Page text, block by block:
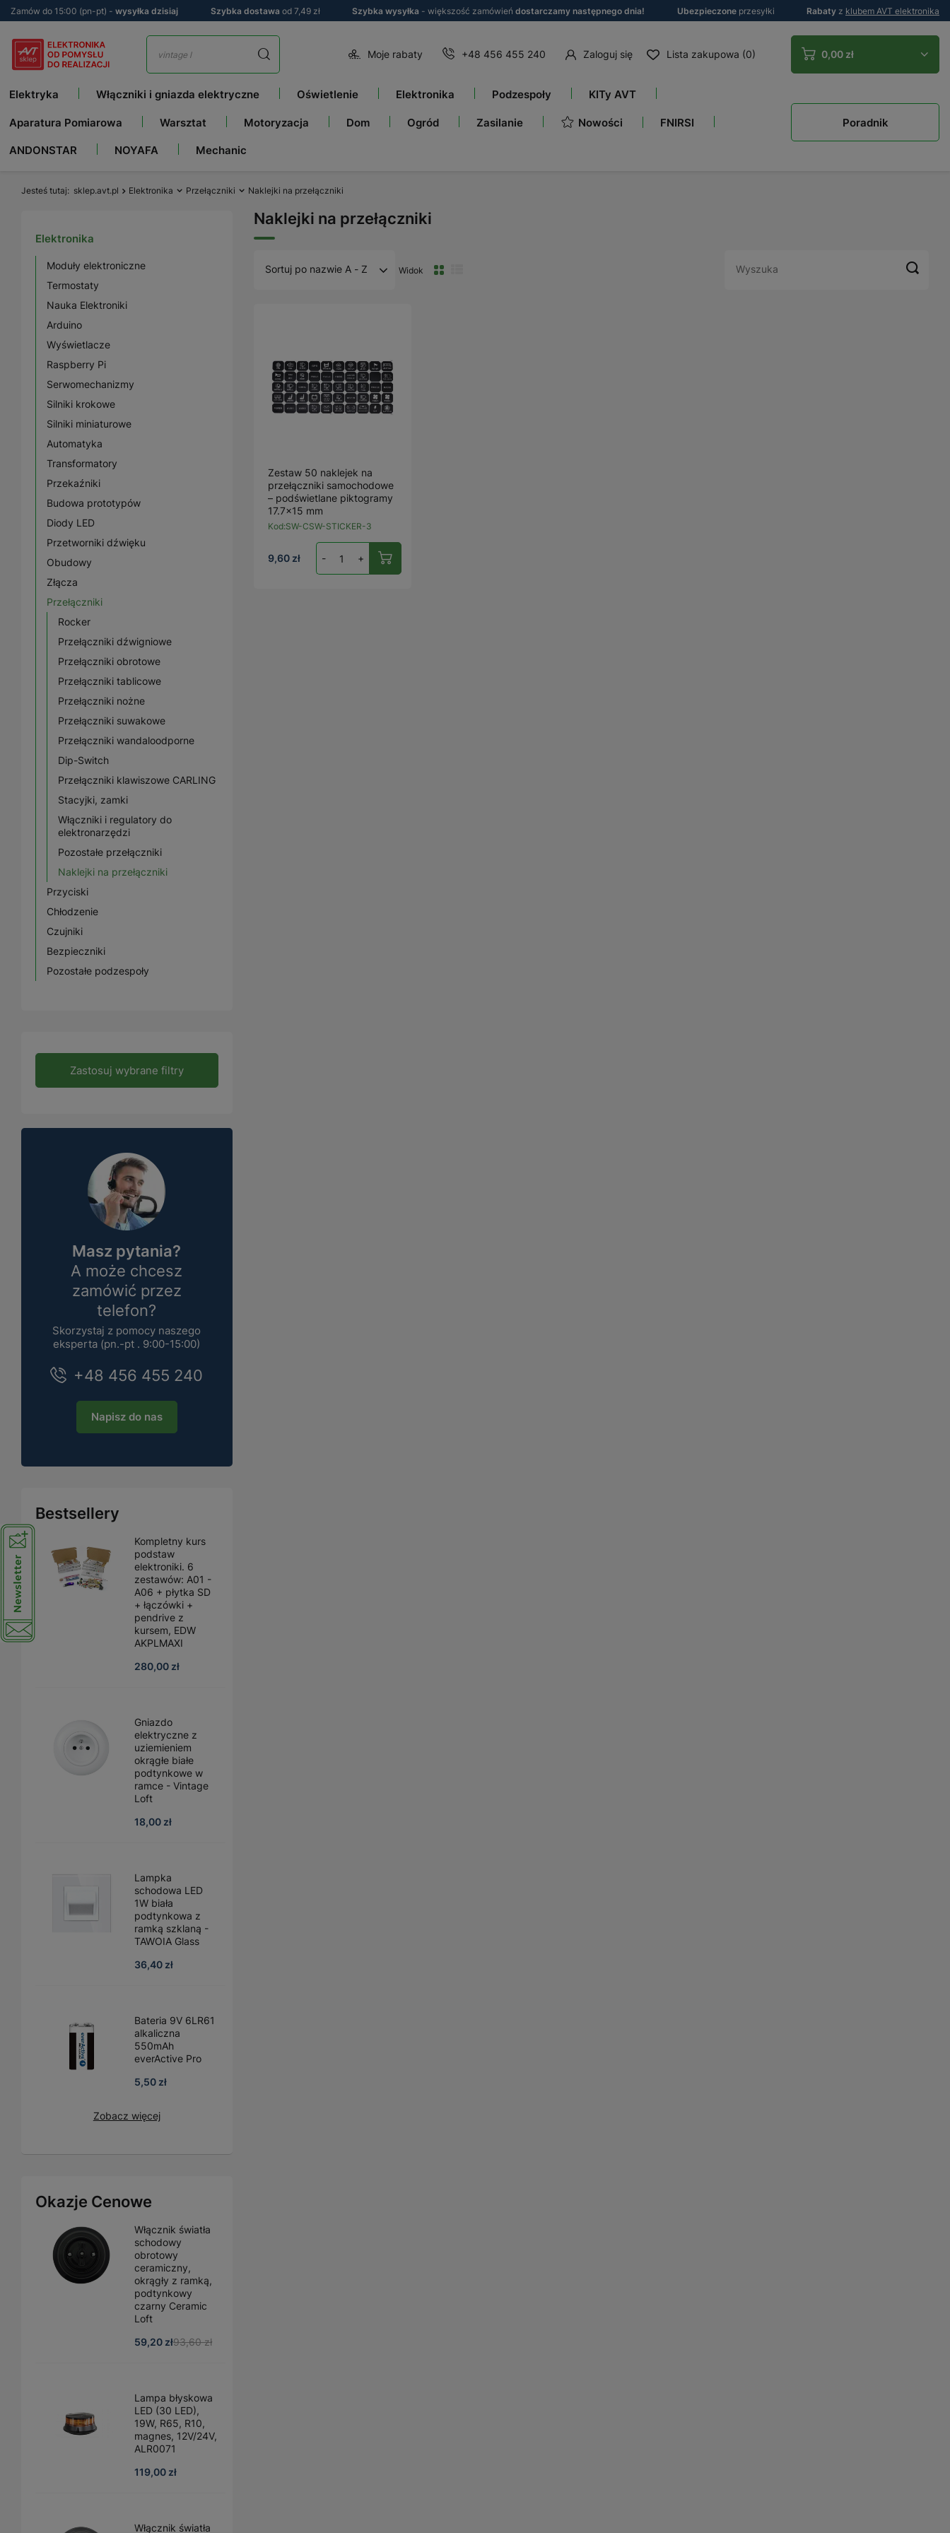
Zamów do 15:00 (pn-pt) - wysyłka dzisiaj Szybka dostawa od 7,49 zł Szybka wysyłka - większość zamówień dostarczamy następnego dnia! Ubezpieczone przesyłki Rabaty z klubem AVT elektronika
Moje rabaty +48 456 455 240 Zaloguj się Lista zakupowa (0) 0,00 zł
Elektryka Włączniki i gniazda elektryczne Oświetlenie Elektronika Podzespoły KITy AVT
Aparatura Pomiarowa Warsztat Motoryzacja Dom Ogród Zasilanie Nowości FNIRSI
ANDONSTAR NOYAFA Mechanic
Poradnik
Jesteś tutaj sklep.avt.pl Elektronika Przełączniki Naklejki na przełączniki
Elektronika
Moduły elektroniczne
Termostaty
Nauka Elektroniki
Arduino
Wyświetlacze
Raspberry Pi
Serwomechanizmy
Silniki krokowe
Silniki miniaturowe
Automatyka
Transformatory
Przekaźniki
Budowa prototypów
Diody LED
Przetworniki dźwięku
Obudowy
Złącza
Przełączniki
Rocker
Przełączniki dźwigniowe
Przełączniki obrotowe
Przełączniki tablicowe
Przełączniki nożne
Przełączniki suwakowe
Przełączniki wandaloodporne
Dip-Switch
Przełączniki klawiszowe CARLING
Stacyjki, zamki
Włączniki i regulatory do
elektronarzędzi
Pozostałe przełączniki
Naklejki na przełączniki
Przyciski
Chłodzenie
Czujniki
Bezpieczniki
Pozostałe podzespoły
Zastosuj wybrane filtry
Masz pytania?
A może chcesz
zamówić przez
telefon?
Skorzystaj z pomocy naszego
eksperta (pn.-pt . 9:00-15:00)
+48 456 455 240
Napisz do nas
Bestsellery
Kompletny kurs
podstaw
elektroniki. 6
zestawów: A01 -
A06 + płytka SD
+ łączówki +
pendrive z
kursem, EDW
AKPLMAXI
280,00 zł
Gniazdo
elektryczne z
uziemieniem
okrągłe białe
podtynkowe w
ramce - Vintage
Loft
18,00 zł
Lampka
schodowa LED
1W biała
podtynkowa z
ramką szklaną -
TAWOIA Glass
36,40 zł
Bateria 9V 6LR61
alkaliczna
550mAh
everActive Pro
5,50 zł
Zobacz więcej
Okazje Cenowe
Włącznik światła
schodowy
obrotowy
ceramiczny,
okrągły z ramką,
podtynkowy
czarny Ceramic
Loft
59,20 zł93,60 zł
Lampa błyskowa
LED (30 LED),
19W, R65, R10,
magnes, 12V/24V,
ALR0071
119,00 zł
Włącznik światła
Naklejki na przełączniki
Sortuj po nazwie A - Z Widok
Zestaw 50 naklejek na
przełączniki samochodowe
– podświetlane piktogramy
17.7x15 mm
Kod:SW-CSW-STICKER-3
9,60 zł - +